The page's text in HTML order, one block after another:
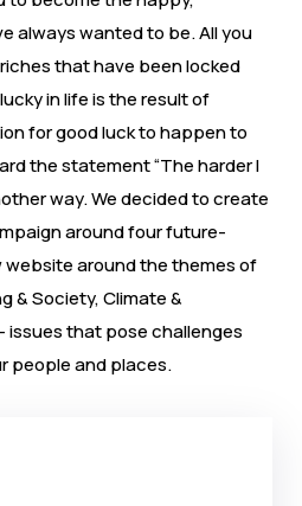
always wanted to be. All you
that have been locked
in life is the result of
for good luck to happen to
the statement “The harder I
way. We decided to create
around four future-
website around the themes of
& Society, Climate &
issues that pose challenges
people and places.